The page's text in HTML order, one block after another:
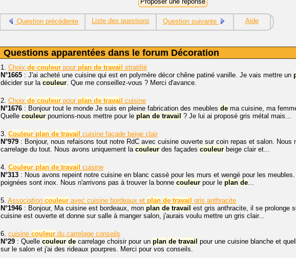
Question précédente Liste des questions Question suivante Aide
Questions apparentées dans le forum Décoration
1. Choix de couleur pour plan de travail stratifié
N°1665 : J'ai acheté une cuisine qui est en polymère décor chêne patiné vanille. Je vais mettre un
décider sur la couleur. Que me conseillez-vous ? Merci d'avance.
2. Choix de couleur pour plan de travail cuisine
N°1676 : Bonjour tout le monde Je suis en pleine fabrication des meubles de ma cuisine, ma
Quelle couleur pourrions-nous mettre pour le plan de travail ? Je lui ai proposé gris métal mais...
3. Couleur plan de travail cuisine façade beige clair
N°979 : Bonjour, nous refaisons tout notre RdC avec cuisine ouverte sur coin repas et salon. Nous
carrelage du tout. Nous avons uniquement la couleur des façades couleur beige clair et...
4. Couleur plan de travail cuisine
N°313 : Nous avons repeint notre cuisine en blanc cassé pour les murs et wengé pour les
poignées sont inox. Nous n'arrivons pas à trouver la bonne couleur pour le plan de...
5. Association couleur avec cuisine bordeaux et plan de travail gris anthracite
N°1946 : Bonjour, Ma cuisine est bordeaux, mon plan de travail est gris anthracite, il se prolonge
cuisine est ouverte et donne sur salle à manger salon, j'aurais voulu mettre un gris clair...
6. cuisine couleur du carrelage conseils
N°29 : Quelle couleur de carrelage choisir pour un plan de travail pour une cuisine blanche et
sur le salon et j'ai des rideaux pourpres. Merci pour vos conseils.